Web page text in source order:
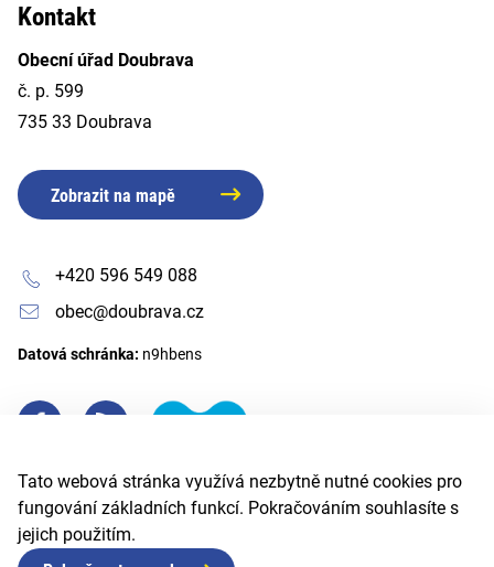
Tato webová stránka využívá nezbytně nutné cookies pro
fungování základních funkcí. Pokračováním souhlasíte s
jejich použitím.
Kontakt
Obecní úřad Doubrava
č. p. 599
735 33 Doubrava
Zobrazit na mapě
+420 596 549 088
obec@doubrava.cz
Datová schránka: n9hbens